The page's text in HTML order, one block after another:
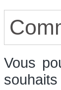
Vous